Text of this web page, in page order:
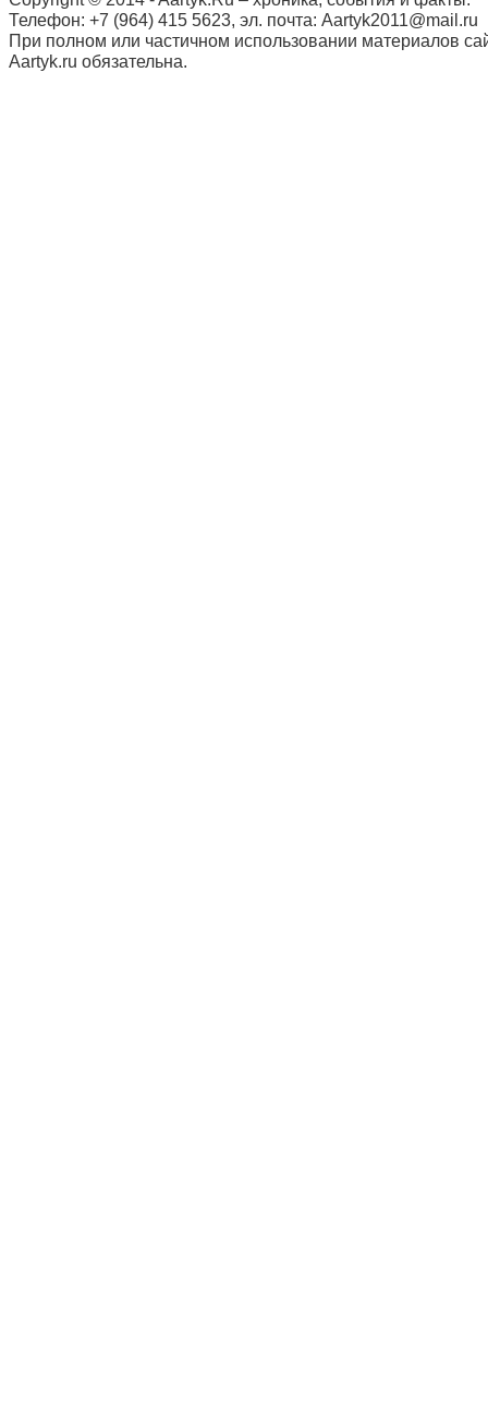
Телефон: +7 (964) 415 5623, эл. почта: Aartyk2011@mail.ru
При полном или частичном использовании материалов
Aartyk.ru oбязательна.